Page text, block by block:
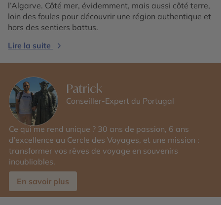
l’Algarve. Côté mer, évidemment, mais aussi côté terre,
loin des foules pour découvrir une région authentique et
hors des sentiers battus.
Lire la suite
Patrick
Conseiller-Expert du Portugal
Ce qui me rend unique ? 30 ans de passion, 6 ans
d’excellence au Cercle des Voyages, et une mission :
transformer vos rêves de voyage en souvenirs
inoubliables.
En savoir plus